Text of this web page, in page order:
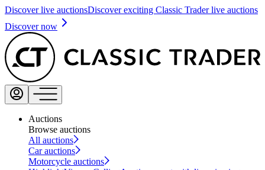
Discover live auctionsDiscover exciting Classic Trader live auctions
Discover now
Auctions
Browse auctions
All auctions
Car auctions
Motorcycle auctions